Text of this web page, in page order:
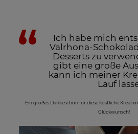
Ich habe mich
Valrhona-
Desserts zu
gibt eine große
kann ich meiner
Lauf
Ein großes Dankeschön für diese köstliche
Glückwunsch!